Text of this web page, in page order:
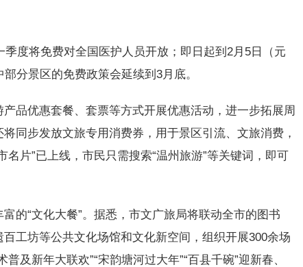
度将免费对全国医护人员开放；即日起到2月5日（元
分景区的免费政策会延续到3月底。
优惠套餐、套票等方式开展优惠活动，进一步拓展周
同步发放文旅专用消费券，用于景区引流、文旅消费，
片”已上线，市民只需搜索“温州旅游”等关键词，即可
“文化大餐”。据悉，市文广旅局将联动全市的图书
工坊等公共文化场馆和文化新空间，组织开展300余场
及新年大联欢”“宋韵塘河过大年”“百县千碗”迎新春、